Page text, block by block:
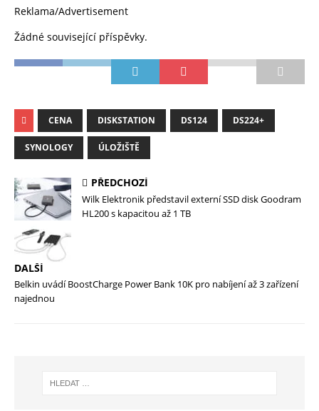
Reklama/Advertisement
Žádné související příspěvky.
CENA DISKSTATION DS124 DS224+
SYNOLOGY ÚLOŽIŠTĚ
PŘEDCHOZÍ
Wilk Elektronik představil externí SSD disk Goodram
HL200 s kapacitou až 1 TB
DALŠÍ
Belkin uvádí BoostCharge Power Bank 10K pro nabíjení až 3 zařízení
najednou